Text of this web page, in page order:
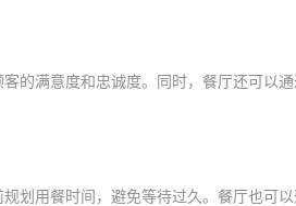
的满意度和忠诚度。同时，餐厅还可以
划用餐时间，避免等待过久。餐厅也可